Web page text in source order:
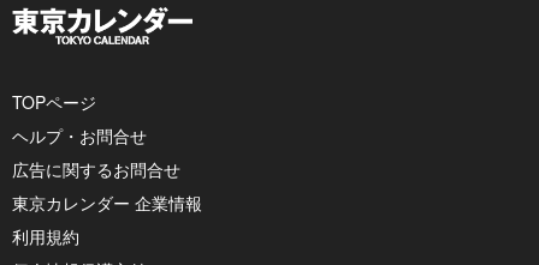
TOPページ
ヘルプ・お問合せ
広告に関するお問合せ
東京カレンダー 企業情報
利用規約